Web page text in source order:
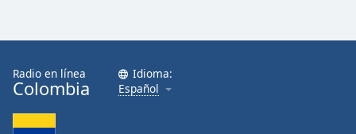
Radio en línea
Colombia
Idioma:
Español